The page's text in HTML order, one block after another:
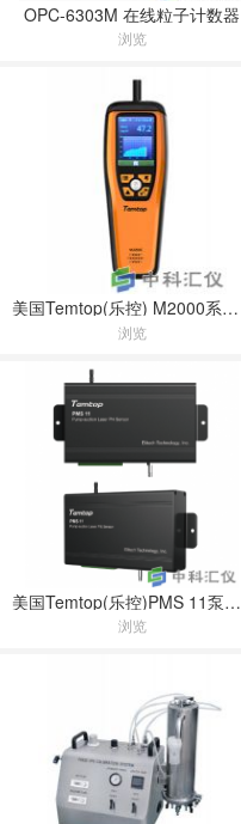
OPC-6303M 在线粒子计数器
浏览
美国Temtop(乐控) M2000系列手持式空气质量监测仪
浏览
美国Temtop(乐控)PMS 11泵吸式粒子计数器
浏览